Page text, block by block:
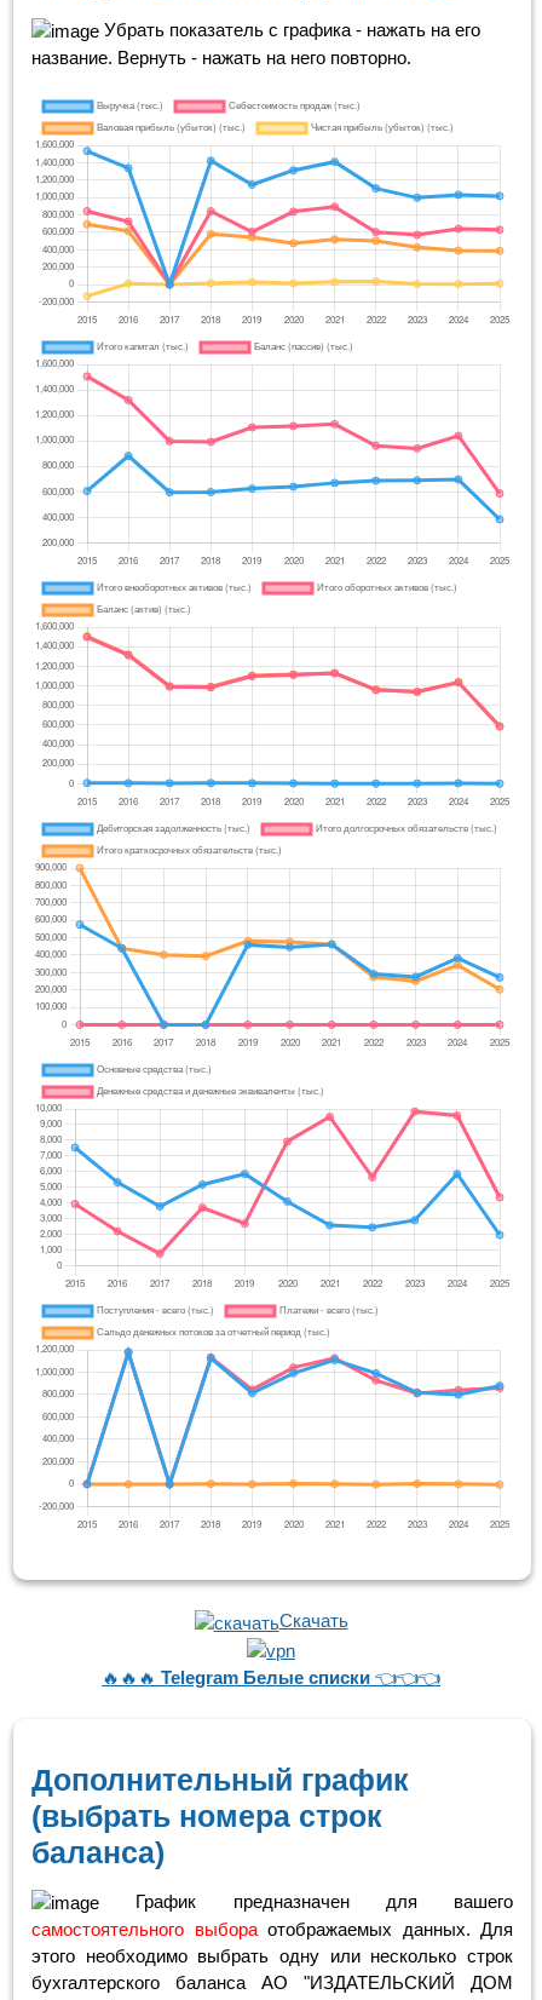
Убрать показатель с графика - нажать на его
название. Вернуть - нажать на него повторно.
Скачать
🔥🔥🔥 Telegram Белые списки 👈👈👈
Дополнительный график
(выбрать номера строк
баланса)
График предназначен для вашего
самостоятельного выбораотображаемых данных. Для
этого необходимо выбрать одну или несколько строк
бухгалтерского баланса АО "ИЗДАТЕЛЬСКИЙ ДОМ